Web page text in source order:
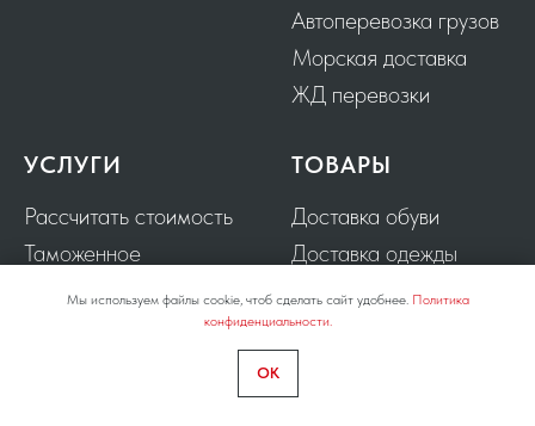
Автоперевозка грузов
Морская доставка
ЖД перевозки
УСЛУГИ
Рассчитать стоимость
Таможенное
оформление грузов
Поиск поставщиков в
ТОВАРЫ
Доставка обуви
Доставка одежды
Доставка
оборудования
Доставка станков
Мы используем файлы cookie, чтоб сделать сайт удобнее. Политика
конфиденциальности.
OK